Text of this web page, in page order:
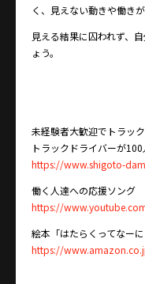
く、見えない動きや働き
見える結果に囚われず、
ょう。
未経験者大歓迎でトラッ
トラックドライバーが
https://www.shigoto-
働く人達への応援ソング
https://
絵本「はたらくってなーに
https://